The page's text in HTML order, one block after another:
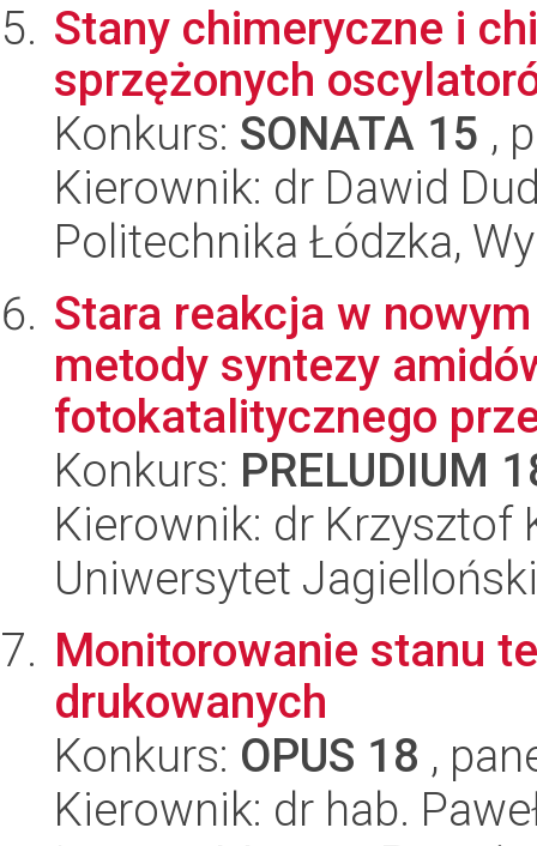
Stany chimeryczne i
sprzężonych
Konkurs: SONATA 15 ,
Kierownik: dr Dawid
Politechnika Łódzka,
Stara reakcja w
metody syntezy
fotokatalitycznego
Konkurs: PRELUDIUM
Kierownik: dr Krzysztof
Uniwersytet
Monitorowanie stanu
drukowanych
Konkurs: OPUS 18 ,
Kierownik: dr hab.